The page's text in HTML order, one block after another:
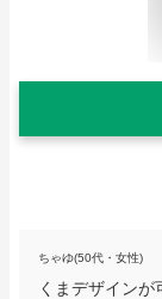
ちゃゆ(50代・女性)
くまデザイン